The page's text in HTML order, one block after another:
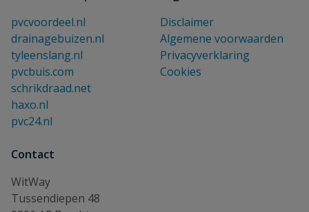
pvcvoordeel.nl
drainagebuizen.nl
tyleenslang.nl
pvcbuis.com
schrikdraad.net
haxo.nl
pvc24.nl
Disclaimer
Algemene voorwaarden
Privacyverklaring
Cookies
Contact
WitWay
Tussendiepen 48